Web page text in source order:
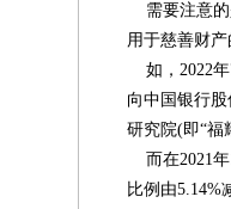
需要注意的
用于慈善财
如，2022年
向中国银行
研究院(即“福
而在2021年
比例由5.14%